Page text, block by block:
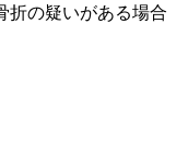
折の疑いがある場合